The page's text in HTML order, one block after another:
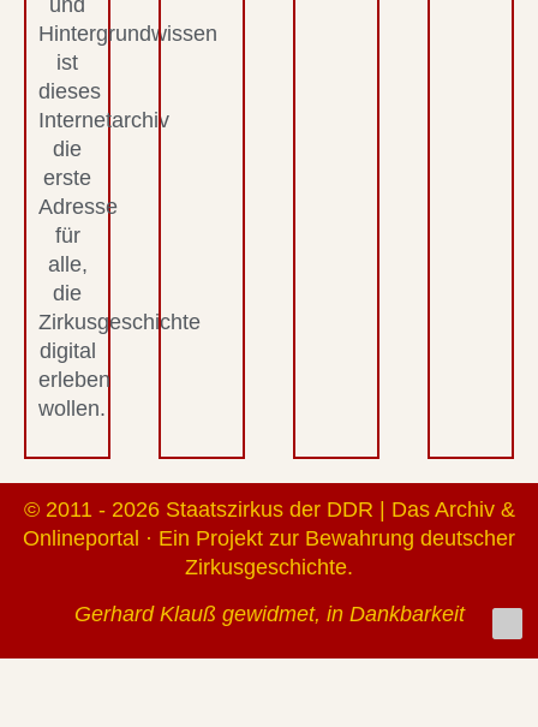
Hintergrundwissen
ist
dieses
Internetarchiv
die
erste
Adresse
für
alle,
die
Zirkusgeschichte
digital
erleben
wollen.
© 2011 - 2026 Staatszirkus der DDR | Das Archiv &
Onlineportal · Ein Projekt zur Bewahrung deutscher
Zirkusgeschichte.
Gerhard Klauß gewidmet, in Dankbarkeit